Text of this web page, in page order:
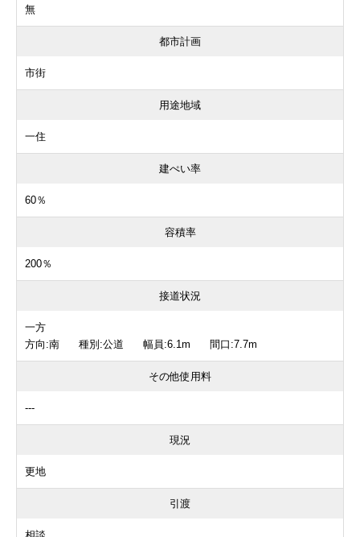
無
都市計画
市街
用途地域
一住
建ぺい率
60％
容積率
200％
接道状況
一方
方向:南 種別:公道 幅員:6.1m 間口:7.7m
その他使用料
---
現況
更地
引渡
相談